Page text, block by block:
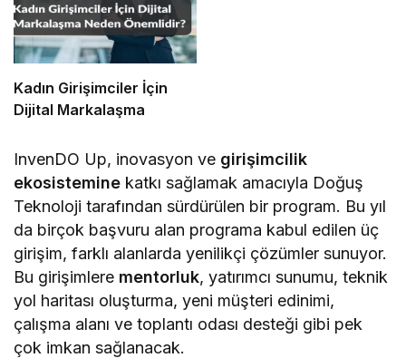
Kadın Girişimciler İçin
Dijital Markalaşma
InvenDO Up, inovasyon ve girişimcilik
ekosistemine katkı sağlamak amacıyla Doğuş
Teknoloji tarafından sürdürülen bir program. Bu yıl
da birçok başvuru alan programa kabul edilen üç
girişim, farklı alanlarda yenilikçi çözümler sunuyor.
Bu girişimlere mentorluk, yatırımcı sunumu, teknik
yol haritası oluşturma, yeni müşteri edinimi,
çalışma alanı ve toplantı odası desteği gibi pek
çok imkan sağlanacak.